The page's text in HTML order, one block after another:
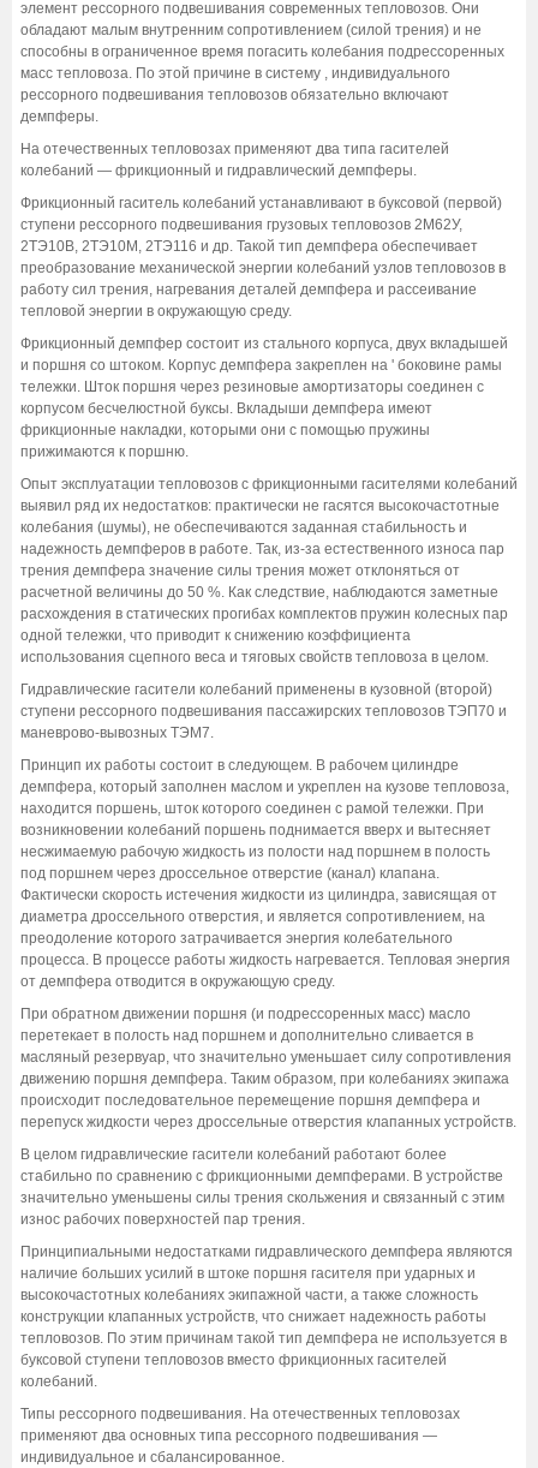
элемент рессорного подвешивания современных тепловозов. Они
обладают малым внутренним сопротивлением (силой трения) и не
способны в ограниченное время погасить колебания подрессоренных
масс тепловоза. По этой причине в систему , индивидуального
рессорного подвешивания тепловозов обязательно включают
демпферы.
На отечественных тепловозах применяют два типа гасителей
колебаний — фрикционный и гидравлический демпферы.
Фрикционный гаситель колебаний устанавливают в буксовой (первой)
ступени рессорного подвешивания грузовых тепловозов 2М62У,
2ТЭ10В, 2ТЭ10М, 2ТЭ116 и др. Такой тип демпфера обеспечивает
преобразование механической энергии колебаний узлов тепловозов в
работу сил трения, нагревания деталей демпфера и рассеивание
тепловой энергии в окружающую среду.
Фрикционный демпфер состоит из стального корпуса, двух вкладышей
и поршня со штоком. Корпус демпфера закреплен на ' боковине рамы
тележки. Шток поршня через резиновые амортизаторы соединен с
корпусом бесчелюстной буксы. Вкладыши демпфера имеют
фрикционные накладки, которыми они с помощью пружины
прижимаются к поршню.
Опыт эксплуатации тепловозов с фрикционными гасителями колебаний
выявил ряд их недостатков: практически не гасятся высокочастотные
колебания (шумы), не обеспечиваются заданная стабильность и
надежность демпферов в работе. Так, из-за естественного износа пар
трения демпфера значение силы трения может отклоняться от
расчетной величины до 50 %. Как следствие, наблюдаются заметные
расхождения в статических прогибах комплектов пружин колесных пар
одной тележки, что приводит к снижению коэффициента
использования сцепного веса и тяговых свойств тепловоза в целом.
Гидравлические гасители колебаний применены в кузовной (второй)
ступени рессорного подвешивания пассажирских тепловозов ТЭП70 и
маневрово-вывозных ТЭМ7.
Принцип их работы состоит в следующем. В рабочем цилиндре
демпфера, который заполнен маслом и укреплен на кузове тепловоза,
находится поршень, шток которого соединен с рамой тележки. При
возникновении колебаний поршень поднимается вверх и вытесняет
несжимаемую рабочую жидкость из полости над поршнем в полость
под поршнем через дроссельное отверстие (канал) клапана.
Фактически скорость истечения жидкости из цилиндра, зависящая от
диаметра дроссельного отверстия, и является сопротивлением, на
преодоление которого затрачивается энергия колебательного
процесса. В процессе работы жидкость нагревается. Тепловая энергия
от демпфера отводится в окружающую среду.
При обратном движении поршня (и подрессоренных масс) масло
перетекает в полость над поршнем и дополнительно сливается в
масляный резервуар, что значительно уменьшает силу сопротивления
движению поршня демпфера. Таким образом, при колебаниях экипажа
происходит последовательное перемещение поршня демпфера и
перепуск жидкости через дроссельные отверстия клапанных устройств.
В целом гидравлические гасители колебаний работают более
стабильно по сравнению с фрикционными демпферами. В устройстве
значительно уменьшены силы трения скольжения и связанный с этим
износ рабочих поверхностей пар трения.
Принципиальными недостатками гидравлического демпфера являются
наличие больших усилий в штоке поршня гасителя при ударных и
высокочастотных колебаниях экипажной части, а также сложность
конструкции клапанных устройств, что снижает надежность работы
тепловозов. По этим причинам такой тип демпфера не используется в
буксовой ступени тепловозов вместо фрикционных гасителей
колебаний.
Типы рессорного подвешивания. На отечественных тепловозах
применяют два основных типа рессорного подвешивания —
индивидуальное и сбалансированное.